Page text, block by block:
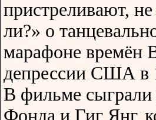
пристреливают, не
ли?» о
марафоне времён
депрессии США в
В фильме
Фонда и Гиг Янг,